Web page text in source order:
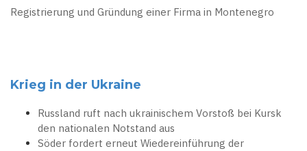
Registrierung und Gründung einer Firma in Montenegro
Krieg in der Ukraine
Russland ruft nach ukrainischem Vorstoß bei Kursk
den nationalen Notstand aus
Söder fordert erneut Wiedereinführung der